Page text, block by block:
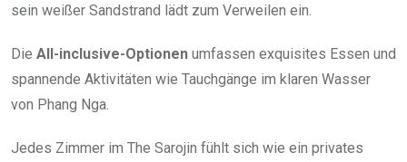
sein weißer Sandstrand lädt zum Verweilen ein.
Die All-inclusive-Optionen umfassen exquisites Essen und
spannende Aktivitäten wie Tauchgänge im klaren Wasser
von Phang Nga.
Jedes Zimmer im The Sarojin fühlt sich wie ein privates